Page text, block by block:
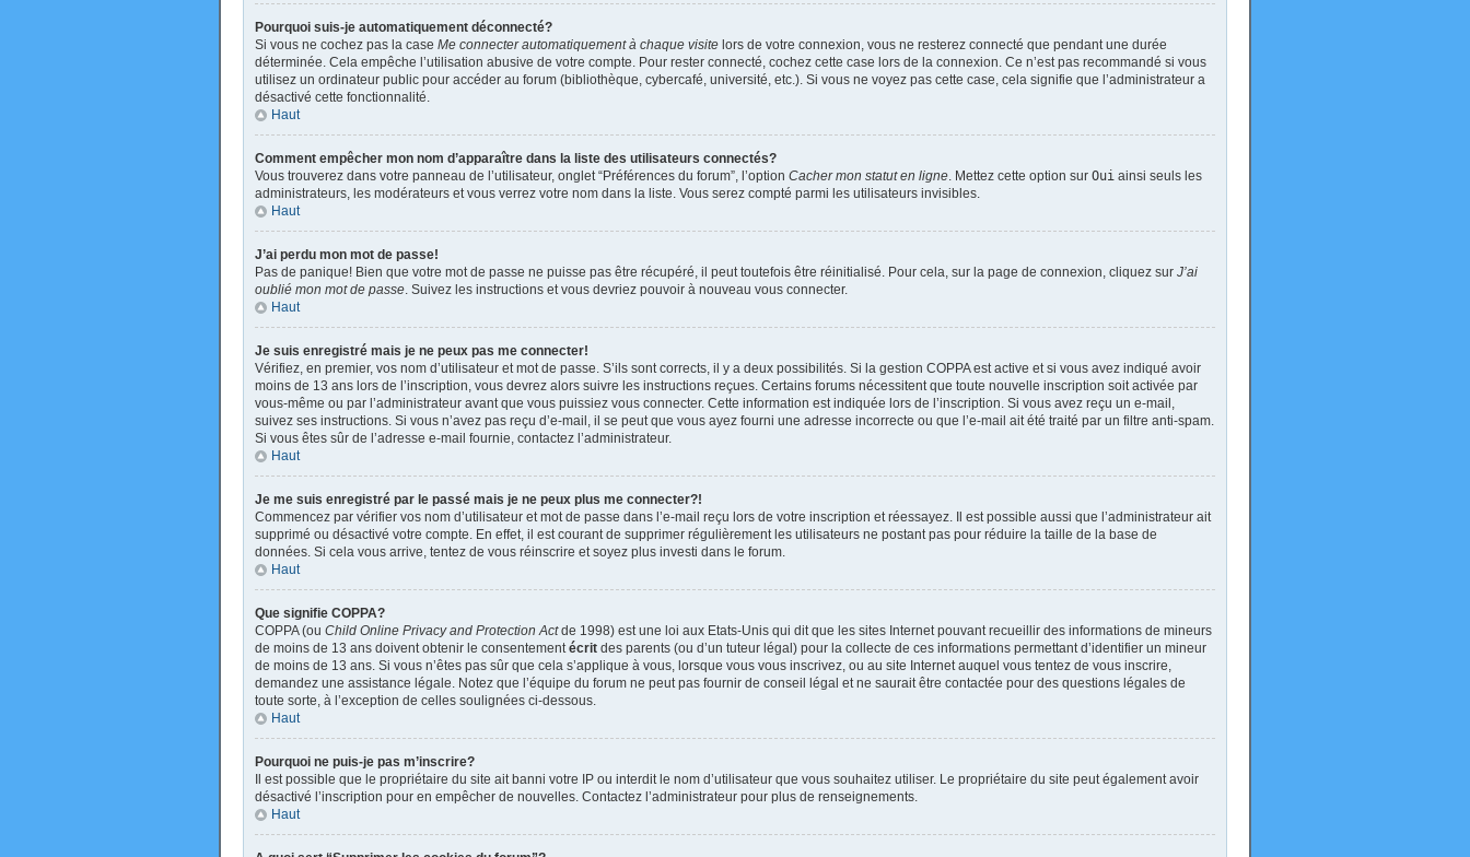
Pourquoi suis-je automatiquement déconnecté?
Si vous ne cochez pas la case Me connecter automatiquement à chaque visite lors de votre connexion, vous ne resterez connecté que pendant une durée
déterminée. Cela empêche l’utilisation abusive de votre compte. Pour rester connecté, cochez cette case lors de la connexion. Ce n’est pas recommandé si vous
utilisez un ordinateur public pour accéder au forum (bibliothèque, cybercafé, université, etc.). Si vous ne voyez pas cette case, cela signifie que l’administrateur a
désactivé cette fonctionnalité.
Haut
Comment empêcher mon nom d’apparaître dans la liste des utilisateurs connectés?
Vous trouverez dans votre panneau de l’utilisateur, onglet “Préférences du forum”, l’option Cacher mon statut en ligne. Mettez cette option sur Oui ainsi seuls les
administrateurs, les modérateurs et vous verrez votre nom dans la liste. Vous serez compté parmi les utilisateurs invisibles.
Haut
J’ai perdu mon mot de passe!
Pas de panique! Bien que votre mot de passe ne puisse pas être récupéré, il peut toutefois être réinitialisé. Pour cela, sur la page de connexion, cliquez sur J’ai
oublié mon mot de passe. Suivez les instructions et vous devriez pouvoir à nouveau vous connecter.
Haut
Je suis enregistré mais je ne peux pas me connecter!
Vérifiez, en premier, vos nom d’utilisateur et mot de passe. S’ils sont corrects, il y a deux possibilités. Si la gestion COPPA est active et si vous avez indiqué avoir
moins de 13 ans lors de l’inscription, vous devrez alors suivre les instructions reçues. Certains forums nécessitent que toute nouvelle inscription soit activée par
vous-même ou par l’administrateur avant que vous puissiez vous connecter. Cette information est indiquée lors de l’inscription. Si vous avez reçu un e-mail,
suivez ses instructions. Si vous n’avez pas reçu d’e-mail, il se peut que vous ayez fourni une adresse incorrecte ou que l’e-mail ait été traité par un filtre anti-spam.
Si vous êtes sûr de l’adresse e-mail fournie, contactez l’administrateur.
Haut
Je me suis enregistré par le passé mais je ne peux plus me connecter?!
Commencez par vérifier vos nom d’utilisateur et mot de passe dans l’e-mail reçu lors de votre inscription et réessayez. Il est possible aussi que l’administrateur ait
supprimé ou désactivé votre compte. En effet, il est courant de supprimer régulièrement les utilisateurs ne postant pas pour réduire la taille de la base de
données. Si cela vous arrive, tentez de vous réinscrire et soyez plus investi dans le forum.
Haut
Que signifie COPPA?
COPPA (ou Child Online Privacy and Protection Actde 1998) est une loi aux Etats-Unis qui dit que les sites Internet pouvant recueillir des informations de mineurs
de moins de 13 ans doivent obtenir le consentementécrit des parents (ou d’un tuteur légal) pour la collecte de ces informations permettant d’identifier un mineur
de moins de 13 ans. Si vous n’êtes pas sûr que cela s’applique à vous, lorsque vous vous inscrivez, ou au site Internet auquel vous tentez de vous inscrire,
demandez une assistance légale. Notez que l’équipe du forum ne peut pas fournir de conseil légal et ne saurait être contactée pour des questions légales de
toute sorte, à l’exception de celles soulignées ci-dessous.
Haut
Pourquoi ne puis-je pas m’inscrire?
Il est possible que le propriétaire du site ait banni votre IP ou interdit le nom d’utilisateur que vous souhaitez utiliser. Le propriétaire du site peut également avoir
désactivé l’inscription pour en empêcher de nouvelles. Contactez l’administrateur pour plus de renseignements.
Haut